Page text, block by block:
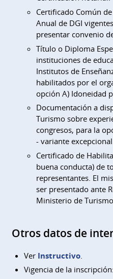
Certificado Común
Anual de DGI
presentar convenio
Título o Diploma
instituciones de
Institutos de
habilitados por el
opción A) Idoneidad
Documentación a
Turismo sobre
congresos, para la
- variante
Certificado de
buena conducta) de
representantes. El
ser presentado ante
Ministerio de
Otros datos de
Ver Instructivo.
Vigencia de la